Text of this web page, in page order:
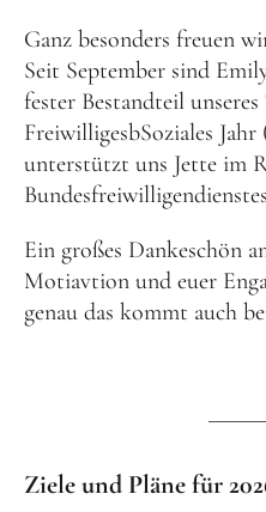
Ganz besonders freuen
Seit September sind
fester Bestandteil
FreiwilligesbSoziales
unterstützt uns Jette im
Ein großes Dankeschön
Motiavtion und euer
genau das kommt auch
Ziele und Pläne für